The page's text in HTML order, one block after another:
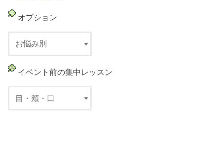
オプション
イベント前の集中レッスン